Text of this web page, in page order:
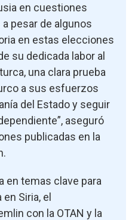
en cuestiones
pesar de algunos
en estas elecciones
su dedicada labor al
una clara prueba
a sus esfuerzos
del Estado y seguir
aseguró
publicadas en la
en temas clave para
Siria, el
con la OTAN y la